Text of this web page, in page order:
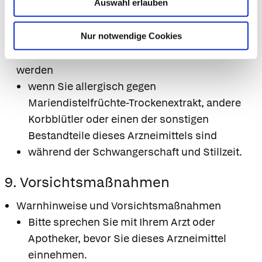
Auswahl erlauben
Nur notwendige Cookies
8. Gegenanzeigen
Das Arzneimittel darf NICHT eingenommen
werden
wenn Sie allergisch gegen
Mariendistelfrüchte-Trockenextrakt, andere
Korbblütler oder einen der sonstigen
Bestandteile dieses Arzneimittels sind
während der Schwangerschaft und Stillzeit.
9. Vorsichtsmaßnahmen
Warnhinweise und Vorsichtsmaßnahmen
Bitte sprechen Sie mit Ihrem Arzt oder
Apotheker, bevor Sie dieses Arzneimittel
einnehmen.